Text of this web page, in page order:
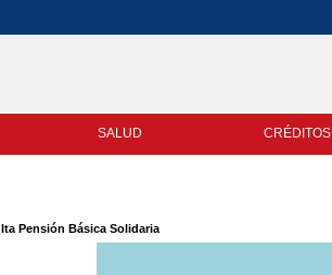
SALUD CRÉDITOS
Pensión Básica Solidaria